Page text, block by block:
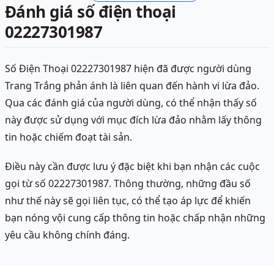
Đánh giá số điện thoại
02227301987
Số Điện Thoại 02227301987 hiện đã được người dùng
Trang Trắng phản ánh là liên quan đến hành vi lừa đảo.
Qua các đánh giá của người dùng, có thể nhận thấy số
này được sử dụng với mục đích lừa đảo nhằm lấy thông
tin hoặc chiếm đoạt tài sản.
Điều này cần được lưu ý đặc biệt khi bạn nhận các cuộc
gọi từ số 02227301987. Thông thường, những đầu số
như thế này sẽ gọi liên tục, có thể tạo áp lực để khiến
bạn nóng vội cung cấp thông tin hoặc chấp nhận những
yêu cầu không chính đáng.